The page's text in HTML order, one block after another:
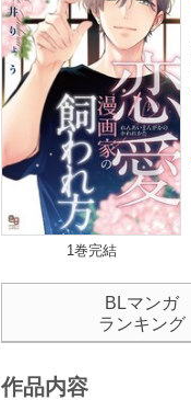
1巻完結
BLマンガ
ランキング
作品内容